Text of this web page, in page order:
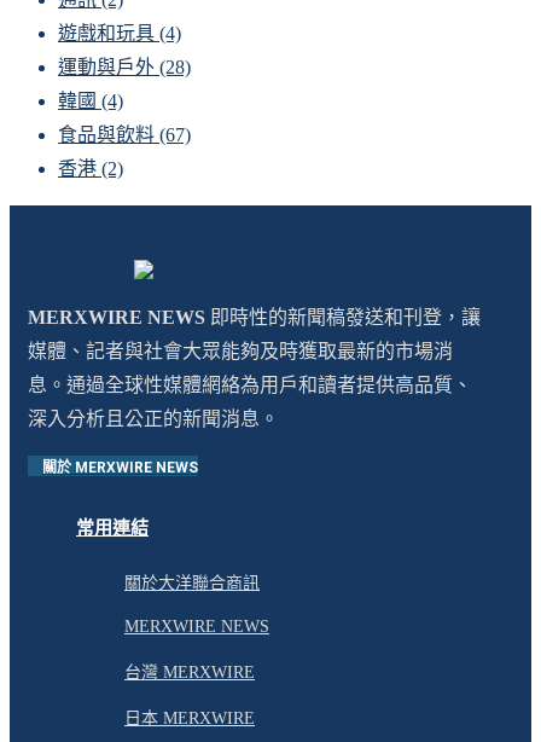
遊戲和玩具 (4)
運動與戶外 (28)
韓國 (4)
食品與飲料 (67)
香港 (2)
MERXWIRE NEWS 即時性的新聞稿發送和刊登，讓
媒體、記者與社會大眾能夠及時獲取最新的市場消
息。通過全球性媒體網絡為用戶和讀者提供高品質、
深入分析且公正的新聞消息。
關於 MERXWIRE NEWS
常用連結
關於大洋聯合商訊
MERXWIRE NEWS
台灣 MERXWIRE
日本 MERXWIRE